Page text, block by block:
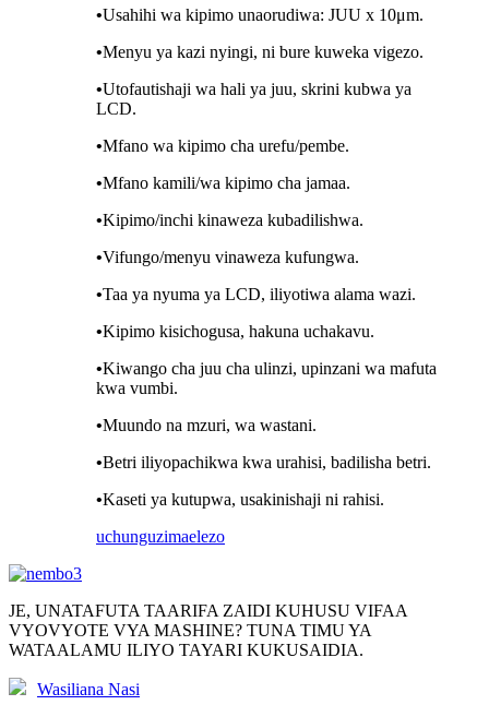
•Usahihi wa kipimo unaorudiwa: JUU x 10μm.
•Menyu ya kazi nyingi, ni bure kuweka vigezo.
•Utofautishaji wa hali ya juu, skrini kubwa ya
LCD.
•Mfano wa kipimo cha urefu/pembe.
•Mfano kamili/wa kipimo cha jamaa.
•Kipimo/inchi kinaweza kubadilishwa.
•Vifungo/menyu vinaweza kufungwa.
•Taa ya nyuma ya LCD, iliyotiwa alama wazi.
•Kipimo kisichogusa, hakuna uchakavu.
•Kiwango cha juu cha ulinzi, upinzani wa mafuta
kwa vumbi.
•Muundo na mzuri, wa wastani.
•Betri iliyopachikwa kwa urahisi, badilisha betri.
•Kaseti ya kutupwa, usakinishaji ni rahisi.
uchunguzimaelezo
JE, UNATAFUTA TAARIFA ZAIDI KUHUSU VIFAA
VYOVYOTE VYA MASHINE? TUNA TIMU YA
WATAALAMU ILIYO TAYARI KUKUSAIDIA.
Wasiliana Nasi